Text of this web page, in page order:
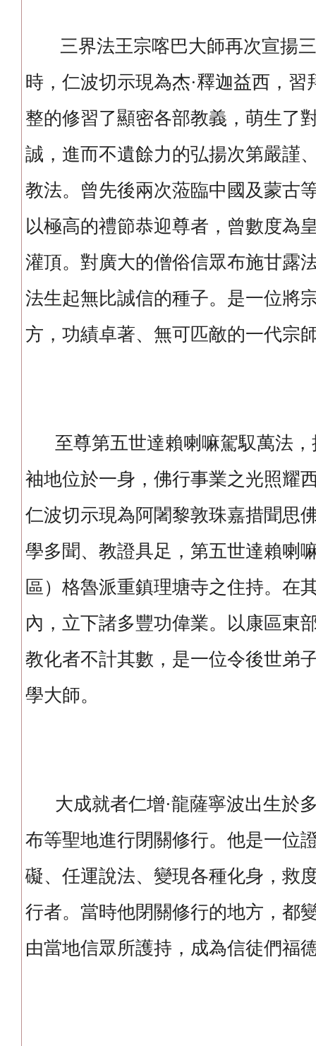
三界法王宗喀巴大師再次宣揚三
時，仁波切示現為杰·釋迦益西，習
整的修習了顯密各部教義，萌生了
誠，進而不遺餘力的弘揚次第嚴謹
教法。曾先後兩次蒞臨中國及蒙古
以極高的禮節恭迎尊者，曾數度為
灌頂。對廣大的僧俗信眾布施甘露
法生起無比誠信的種子。是一位將
方，功績卓著、無可匹敵的一代宗
至尊第五世達賴喇嘛駕馭萬法，
袖地位於一身，佛行事業之光照耀
仁波切示現為阿闍黎敦珠嘉措聞思
學多聞、教證具足，第五世達賴喇
區）格魯派重鎮理塘寺之住持。在
內，立下諸多豐功偉業。以康區東
教化者不計其數，是一位令後世弟
學大師。
大成就者仁增·龍薩寧波出生於
布等聖地進行閉關修行。他是一位
礙、任運說法、變現各種化身，救
行者。當時他閉關修行的地方，都
由當地信眾所護持，成為信徒們福